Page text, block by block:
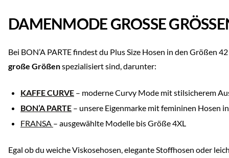
DAMENMODE GROSSE
Bei BON’A PARTE findest du Plus Size Hosen in den Größen
große Größenspezialisiert sind, darunter:
KAFFE CURVE – moderne Curvy Mode mit stilsicherem
BON’A PARTE – unsere Eigenmarke mit femininen Hosen
FRANSA – ausgewählte Modelle bis Größe 4XL
Egal ob du weiche Viskosehosen, elegante Stoffhosen oder